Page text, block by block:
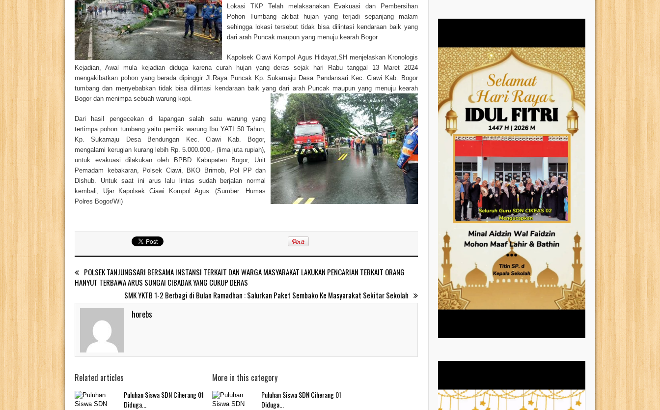
Lokasi TKP Telah melaksanakan Evakuasi dan Pembersihan
Pohon Tumbang akibat hujan yang terjadi sepanjang malam
sehingga lokasi tersebut tidak bisa dilintasi kendaraan baik yang
dari arah Puncak maupun yang menuju kearah Bogor
Kapolsek Ciawi Kompol Agus Hidayat,SH menjelaskan Kronologis
Kejadian, Awal mula kejadian diduga karena curah hujan yang deras sejak hari Rabu tanggal 13 Maret 2024
mengakibatkan pohon yang berada dipinggir Jl.Raya Puncak Kp. Sukamaju Desa Pandansari Kec. Ciawi Kab. Bogor
tumbang dan menyebabkan tidak bisa dilintasi kendaraan baik yang dari arahPuncak maupun yang menuju kearah
Bogor dan menimpa sebuah warung kopi.
Dari hasil pengecekan di lapangan salah satu warung yang
tertimpa pohon tumbang yaitu pemilik warung Ibu YATI 50 Tahun,
Kp. Sukamaju Desa Bendungan Kec. Ciawi Kab. Bogor,
mengalami kerugian kurang lebih Rp. 5.000.000,- (lima juta rupiah),
untuk evakuasi dilakukan oleh BPBD Kabupaten Bogor, Unit
Pemadam kebakaran, Polsek Ciawi, BKO Brimob, Pol PP dan
Dishub. Untuk saat ini arus lalu lintas sudah berjalan normal
kembali, Ujar Kapolsek Ciawi Kompol Agus. (Sumber: Humas
Polres Bogor/Wi)
POLSEK TANJUNGSARI BERSAMA INSTANSI TERKAIT DAN WARGA MASYARAKAT LAKUKAN PENCARIAN TERKAIT ORANG
HANYUT TERBAWA ARUS SUNGAI CIBADAK YANG CUKUP DERAS
SMK YKTB 1-2 Berbagi di Bulan Ramadhan : Salurkan Paket Sembako Ke Masyarakat Sekitar Sekolah
horebs
Related articles
Puluhan Siswa SDN Ciherang 01
Diduga...
More in this category
Puluhan Siswa SDN Ciherang 01
Diduga...